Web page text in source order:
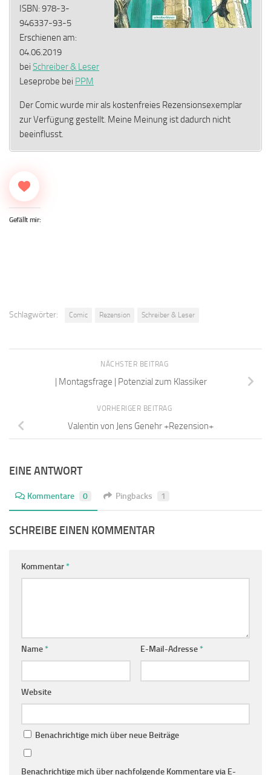
ISBN: 978-3-
946337-93-5
Erschienen am:
04.06.2019
bei Schreiber & Leser
Leseprobe bei PPM
Der Comic wurde mir als kostenfreies Rezensionsexemplar
zur Verfügung gestellt. Meine Meinung ist dadurch nicht
beeinflusst.
Gefällt mir:
Schlagwörter: Comic Rezension Schreiber & Leser
NÄCHSTER BEITRAG
| Montagsfrage | Potenzial zum Klassiker
VORHERIGER BEITRAG
Valentin von Jens Genehr +Rezension+
EINE ANTWORT
Kommentare 0 Pingbacks 1
SCHREIBE EINEN KOMMENTAR
Kommentar*
Name* E-Mail-Adresse*
Website
Benachrichtige mich über neue Beiträge
Benachrichtige mich über nachfolgende Kommentare via E-